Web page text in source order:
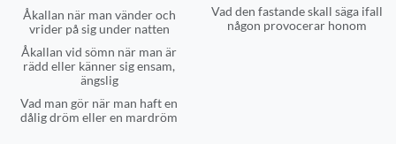
Vad den fastande skall säga ifall
någon provocerar honom
Åkallan när man vänder och
vrider på sig under natten
Åkallan vid sömn när man är
rädd eller känner sig ensam,
ängslig
Vad man gör när man haft en
dålig dröm eller en mardröm